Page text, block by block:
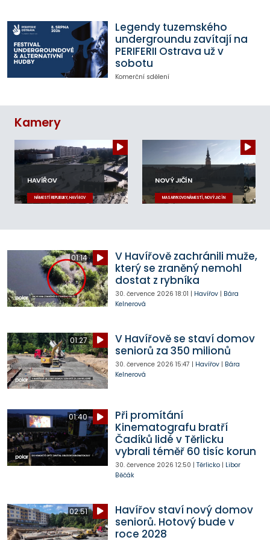
Legendy tuzemského
undergroundu zavítají na
PERIFERII Ostrava už v
sobotu
Komerční sdělení
Kamery
HAVÍŘOV
NÁMĚSTÍ REPUBLIKY, HAVÍŘOV
NOVÝ JIČÍN
MASARYKOVO NÁMĚSTÍ, NOVÝ JIČÍN
01:14
V Havířově zachránili muže,
který se zraněný nemohl
dostat z rybníka
30. července 2026 18:01 | Havířov| Bára
Kelnerová
01:27
V Havířově se staví domov
seniorů za 350 milionů
30. července 2026 15:47 | Havířov| Bára
Kelnerová
01:40
Při promítání
Kinematografu bratří
Čadíků lidé v Těrlicku
vybrali téměř 60 tisíc korun
30. července 2026 12:50 | Těrlicko| Libor
Běčák
02:51
Havířov staví nový domov
seniorů. Hotový bude v
roce 2028